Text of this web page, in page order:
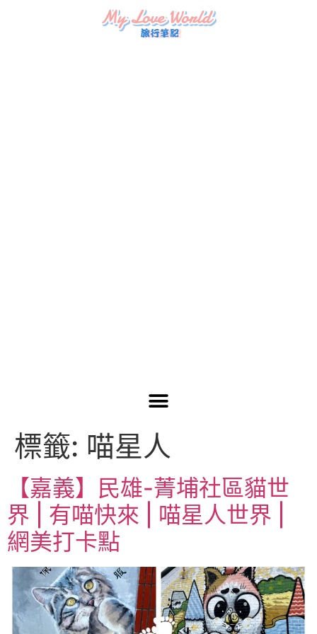
標籤: 喵星人
【嘉義】民雄-菁埔社區貓世
界 | 有喵快來 | 喵星人世界 |
網美打卡點